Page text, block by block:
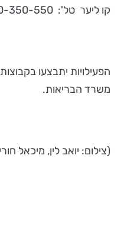
קו ליער טל': 1800-350-550.
הפעילויות יתבצעו
משרד הבריאות.
(צילום: יואב לין, מיכאל